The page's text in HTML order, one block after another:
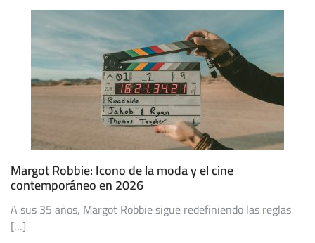
Margot Robbie: Icono de la moda y el cine
contemporáneo en 2026
A sus 35 años, Margot Robbie sigue redefiniendo las reglas
[…]